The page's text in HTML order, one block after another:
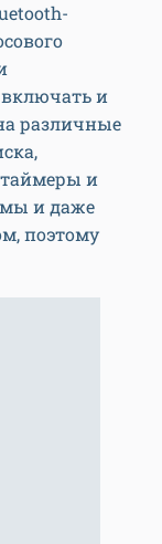
и
различные
таймеры и
и даже
поэтому